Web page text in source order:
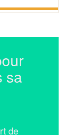
sa
de